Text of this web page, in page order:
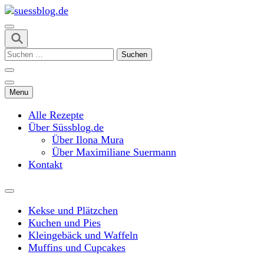
Skip
to
content
(Press
Enter)
suessblog.de
Suchen
Menu
Alle Rezepte
Über Süssblog.de
Über Ilona Mura
Über Maximiliane Suermann
Kontakt
Kekse und Plätzchen
Kuchen und Pies
Kleingebäck und Waffeln
Muffins und Cupcakes